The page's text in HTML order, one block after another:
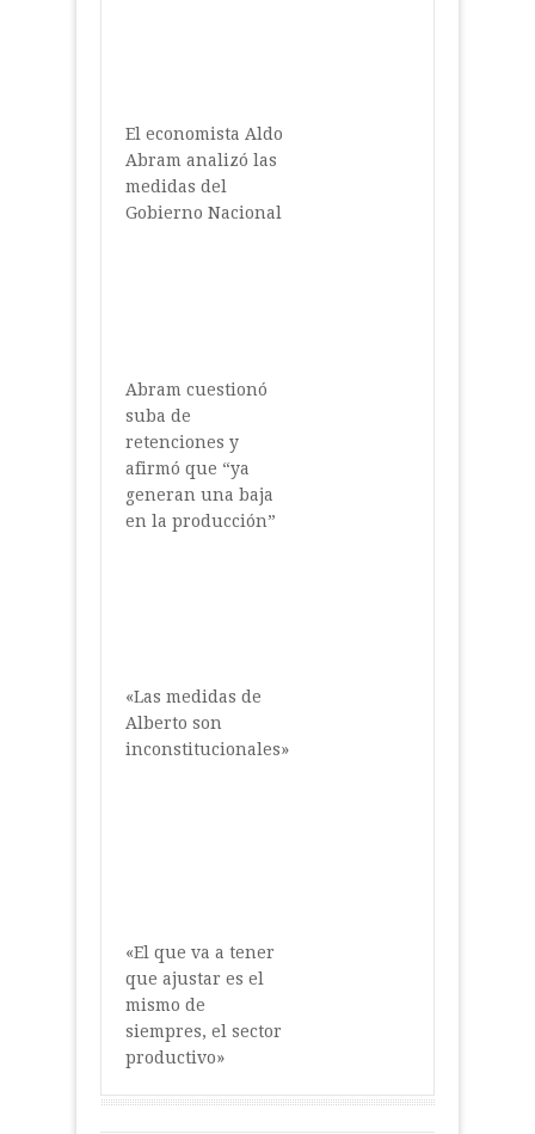
El economista Aldo
Abram analizó las
medidas del
Gobierno Nacional
Abram cuestionó
suba de
retenciones y
afirmó que “ya
generan una baja
en la producción”
«Las medidas de
Alberto son
inconstitucionales»
«El que va a tener
que ajustar es el
mismo de
siempres, el sector
productivo»